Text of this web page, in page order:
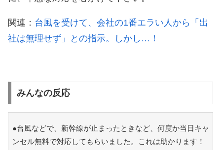
関連： 台風を受けて、会社の1番エラい人から「出
社は無理せず」との指示。しかし…！
みんなの反応
●台風などで、新幹線が止まったときなど、何度か当日キャ
ンセル無料で対応してもらいました。これは助かります！